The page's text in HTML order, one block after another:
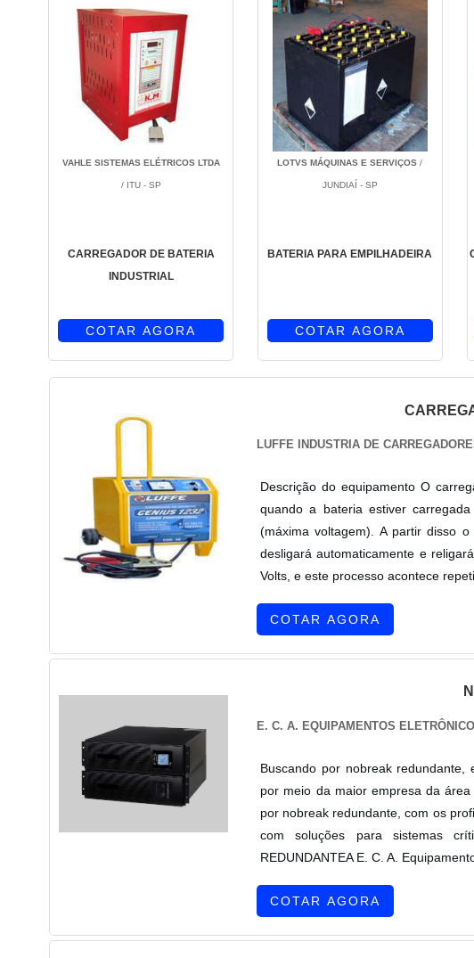
VAHLE SISTEMAS ELÉTRICOS LTDA
/ ITU - SP
CARREGADOR DE BATERIA
INDUSTRIAL
COTAR AGORA
LOTVS MÁQUINAS E SERVIÇOS /
JUNDIAÍ - SP
BATERIA PARA EMPILHADEIRA
COTAR AGORA
LUFFE INDUSTRIA DE
Descrição do equipamento O
quando a bateria estiver
(máxima voltagem). A partir disso
desligará automaticamente e
Volts, e este processo acontece
COTAR AGORA
E. C. A. EQUIPAMENTOS
Buscando por nobreak
por meio da maior empresa da
por nobreak redundante, com os
com soluções para sistemas
REDUNDANTEA E. C. A.
COTAR AGORA